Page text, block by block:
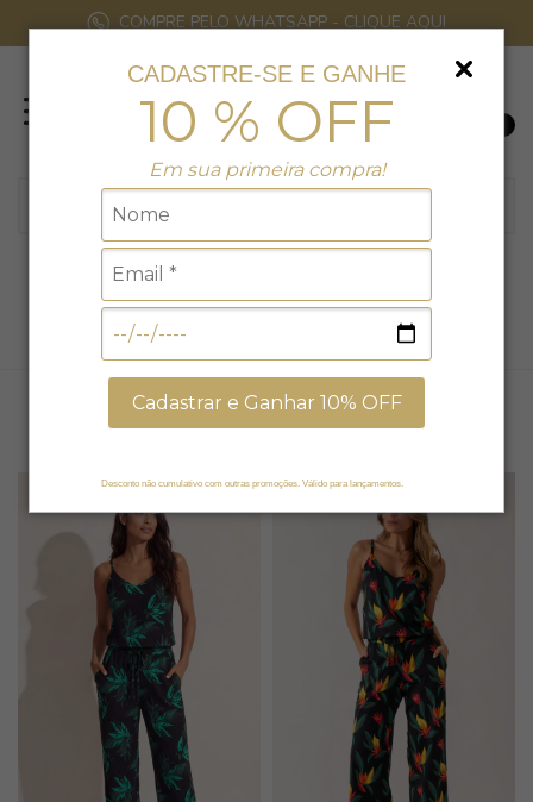
CADASTRE-SE E GANHE
10 % OFF
Em sua primeira compra!
Cadastrar e Ganhar 10% OFF
Desconto não cumulativo com outras promoções. Válido para lançamentos.
COMPRE PELO WHATSAPP - CLIQUE AQUI
MACACÕES
Início SAÍDAS DE PRAIA MACACÕES